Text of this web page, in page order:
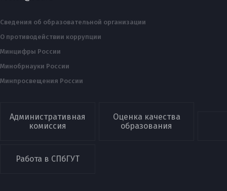
Сведения об образовательной организации
О противодействии коррупции
Минцифры России
Минобрнауки России
Минпросвещения России
Административная
комиссия
Оценка качества
образования
Работа в СПбГУТ